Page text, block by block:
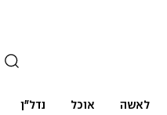
לאשה אוכל נדל"ן